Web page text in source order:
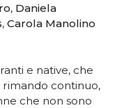
, Daniela
,Carola Manolino
e native, che
continuo,
che non sono